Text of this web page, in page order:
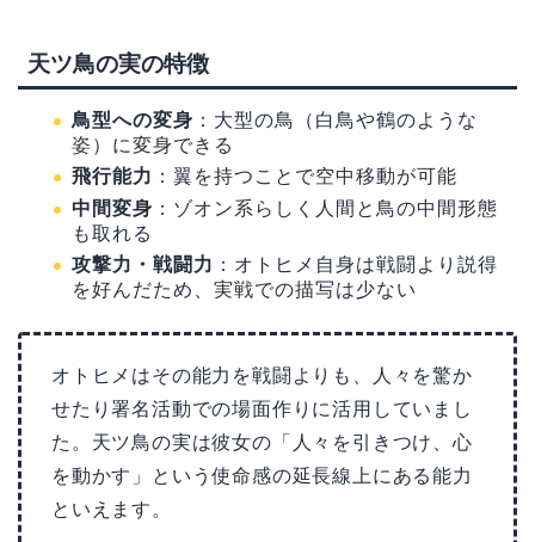
天ツ鳥の実の特徴
鳥型への変身 ：大型の鳥（白鳥や鶴のような
姿）に変身できる
飛行能力 ：翼を持つことで空中移動が可能
中間変身 ：ゾオン系らしく人間と鳥の中間形態
も取れる
攻撃力・戦闘力 ：オトヒメ自身は戦闘より説得
を好んだため、実戦での描写は少ない
オトヒメはその能力を戦闘よりも、人々を驚か
せたり署名活動での場面作りに活用していまし
た。天ツ鳥の実は彼女の「人々を引きつけ、心
を動かす」という使命感の延長線上にある能力
といえます。